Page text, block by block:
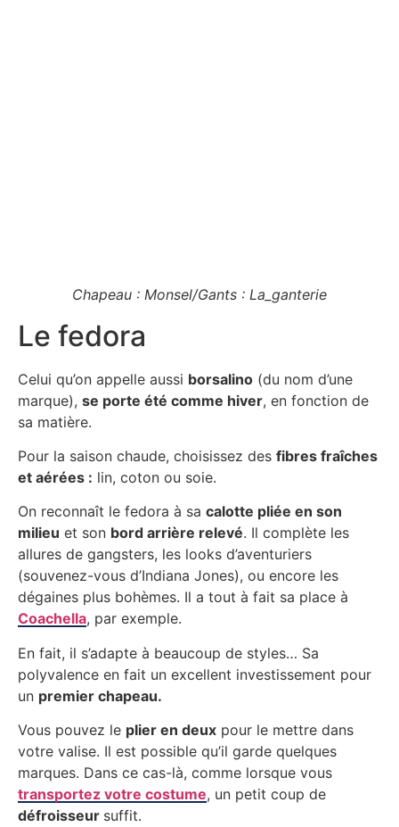
Chapeau : Monsel/Gants : La_ganterie
Le fedora
Celui qu’on appelle aussi borsalino (du nom d’une
marque), se porte été comme hiver, en fonction de
sa matière.
Pour la saison chaude, choisissez des fibres fraîches
et aérées : lin, coton ou soie.
On reconnaît le fedora à sa calotte pliée en son
milieu et son bord arrière relevé. Il complète les
allures de gangsters, les looks d’aventuriers
(souvenez-vous d’Indiana Jones), ou encore les
dégaines plus bohèmes. Il a tout à fait sa place à
Coachella, par exemple.
En fait, il s’adapte à beaucoup de styles… Sa
polyvalence en fait un excellent investissement pour
un premier chapeau.
Vous pouvez le plier en deux pour le mettre dans
votre valise. Il est possible qu’il garde quelques
marques. Dans ce cas-là, comme lorsque vous
transportez votre costume, un petit coup de
défroisseur suffit.